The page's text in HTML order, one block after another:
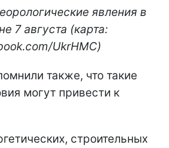
явления в
7 августа (карта:
UkrHMC)
также, что такие
могут привести к
строительных